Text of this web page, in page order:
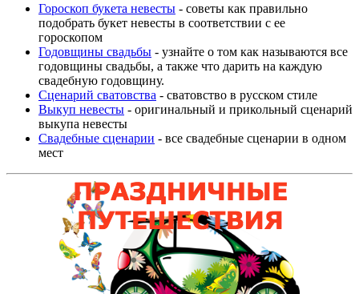
Гороскоп букета невесты - советы как правильно
подобрать букет невесты в соответствии с ее
гороскопом
Годовщины свадьбы - узнайте о том как называются все
годовщины свадьбы, а также что дарить на каждую
свадебную годовщину.
Сценарий сватовства - сватовство в русском стиле
Выкуп невесты - оригинальный и прикольный сценарий
выкупа невесты
Свадебные сценарии - все свадебные сценарии в одном
мест